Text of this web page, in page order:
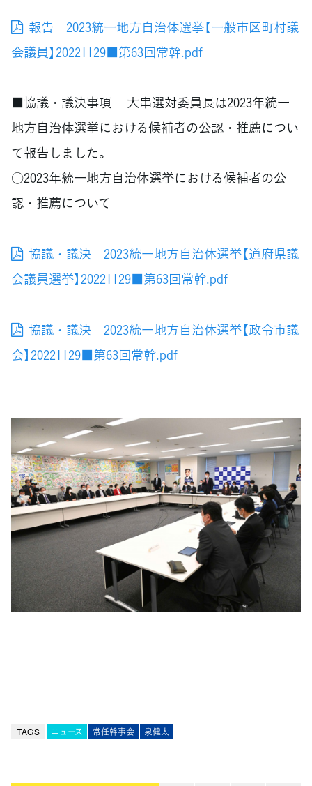
報告 2023統一地方自治体選挙【一般市区町村議
会議員】20221129■第63回常幹.pdf
■協議・議決事項 大串選対委員長は2023年統一
地方自治体選挙における候補者の公認・推薦につい
て報告しました。
○2023年統一地方自治体選挙における候補者の公
認・推薦について
協議・議決 2023統一地方自治体選挙【道府県議
会議員選挙】20221129■第63回常幹.pdf
協議・議決 2023統一地方自治体選挙【政令市議
会】20221129■第63回常幹.pdf
TAGS ニュース 常任幹事会 泉健太